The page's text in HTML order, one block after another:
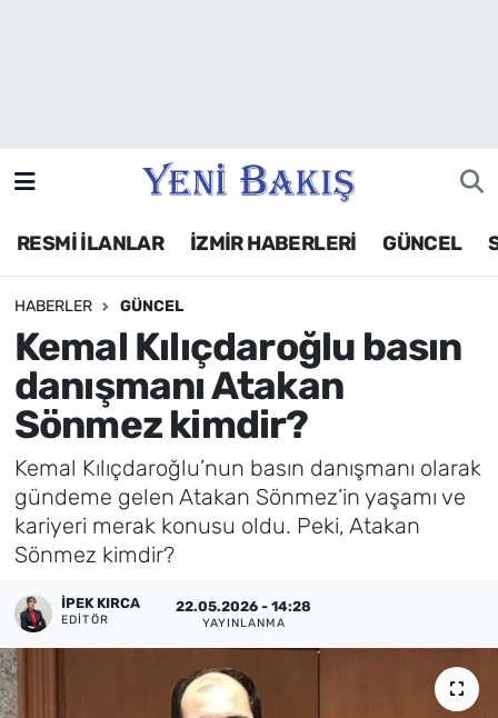
RESMİ İLANLAR İZMİR HABERLERİ GÜNCEL
HABERLER GÜNCEL
Kemal Kılıçdaroğlu basın
danışmanı Atakan
Sönmez kimdir?
Kemal Kılıçdaroğlu’nun basın danışmanı olarak
gündeme gelen Atakan Sönmez’in yaşamı ve
kariyeri merak konusu oldu. Peki, Atakan
Sönmez kimdir?
İPEK KIRCA
EDITÖR
22.05.2026 - 14:28
YAYINLANMA
Siyaset
Asayiş / Polis-Adliye
Spor
Magazin
Foto Galeri
Künye
İletişim